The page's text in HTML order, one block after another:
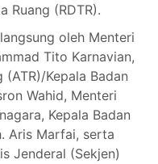
Ruang (RDTR).
oleh Menteri
Tito Karnavian,
Kepala Badan
Wahid, Menteri
Kepala Badan
Aris Marfai, serta
Jenderal (Sekjen)